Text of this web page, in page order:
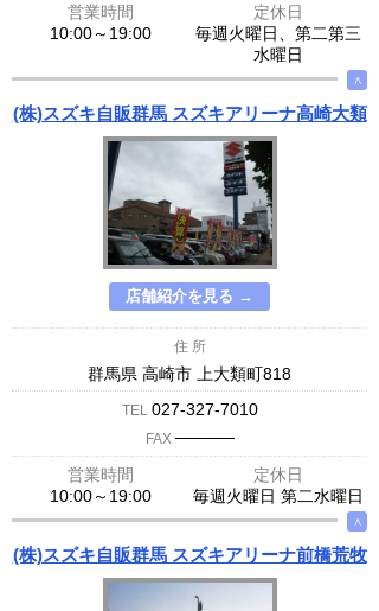
営業時間
定休日
10:00～19:00
毎週火曜日、第二第三
水曜日
∧
(株)スズキ自販群馬 スズキアリーナ高崎大類
店舗紹介を見る →
住 所
群馬県 高崎市 上大類町818
TEL 027-327-7010
FAX ─────
営業時間
定休日
10:00～19:00
毎週火曜日 第二水曜日
∧
(株)スズキ自販群馬 スズキアリーナ前橋荒牧